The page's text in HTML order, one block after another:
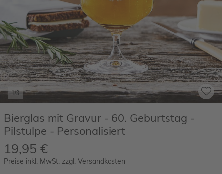
1/3
Bierglas mit Gravur - 60. Geburtstag -
Pilstulpe - Personalisiert
19,95 €
Preise inkl. MwSt. zzgl. Versandkosten